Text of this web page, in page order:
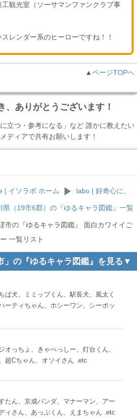
観光室（ソーサマンファンクラブ事
レンダー系のヒーローですね！！
▲ページTOPへ
、ありがとうございます！
立つ・参考になる」など 誰かに教えたい
ディアで共有お願いします！
| イソラボ ホーム labo | 好奇心に、
県（19市6郡）の『ゆるキャラ図鑑』一覧
市の『ゆるキャラ図鑑』 面白カワイイご
一覧リスト
」の『ゆるキャラ図鑑』を見る▼
ば犬、ミミップくん、駅長犬、風太く
ーティちゃん、ホシーワン、シーポッ
オっちょ、きゃべっしー、灯台くん、
超Cちゃん、オソイさん .etc
たん、京成パンダ、マナーマン、アー
ィさん、あっぷくん、えまちゃん .etc